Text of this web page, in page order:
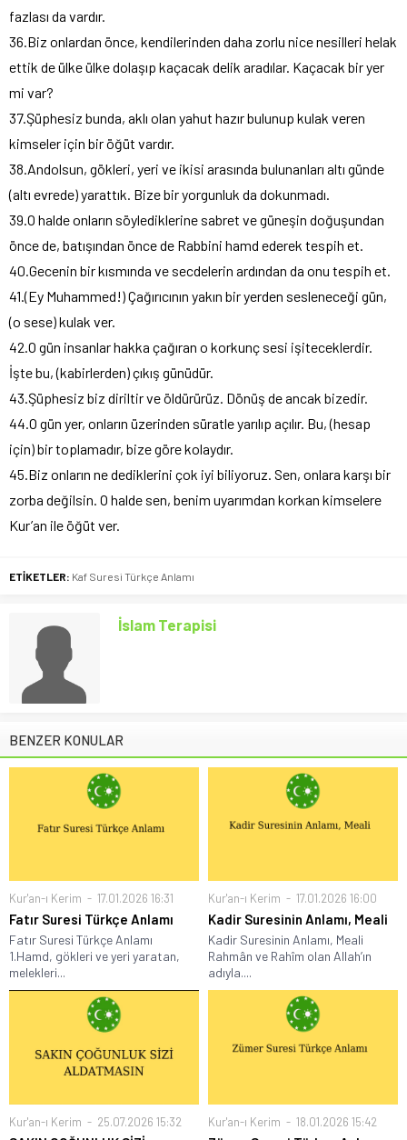
fazlası da vardır.
36.Biz onlardan önce, kendilerinden daha zorlu nice nesilleri helak
ettik de ülke ülke dolaşıp kaçacak delik aradılar. Kaçacak bir yer
mi var?
37.Şüphesiz bunda, aklı olan yahut hazır bulunup kulak veren
kimseler için bir öğüt vardır.
38.Andolsun, gökleri, yeri ve ikisi arasında bulunanları altı günde
(altı evrede) yarattık. Bize bir yorgunluk da dokunmadı.
39.O halde onların söylediklerine sabret ve güneşin doğuşundan
önce de, batışından önce de Rabbini hamd ederek tespih et.
40.Gecenin bir kısmında ve secdelerin ardından da onu tespih et.
41.(Ey Muhammed!) Çağırıcının yakın bir yerden sesleneceği gün,
(o sese) kulak ver.
42.O gün insanlar hakka çağıran o korkunç sesi işiteceklerdir.
İşte bu, (kabirlerden) çıkış günüdür.
43.Şüphesiz biz diriltir ve öldürürüz. Dönüş de ancak bizedir.
44.O gün yer, onların üzerinden süratle yarılıp açılır. Bu, (hesap
için) bir toplamadır, bize göre kolaydır.
45.Biz onların ne dediklerini çok iyi biliyoruz. Sen, onlara karşı bir
zorba değilsin. O halde sen, benim uyarımdan korkan kimselere
Kur’an ile öğüt ver.
ETİKETLER: Kaf Suresi Türkçe Anlamı
İslam Terapisi
BENZER KONULAR
Kur'an-ı Kerim 17.01.2026 16:31
Fatır Suresi Türkçe Anlamı
Fatır Suresi Türkçe Anlamı
1.Hamd, gökleri ve yeri yaratan,
melekleri...
Kur'an-ı Kerim 17.01.2026 16:00
Kadir Suresinin Anlamı, Meali
Kadir Suresinin Anlamı, Meali
Rahmân ve Rahîm olan Allah’ın
adıyla....
Kur'an-ı Kerim 25.07.2026 15:32 Kur'an-ı Kerim 18.01.2026 15:42